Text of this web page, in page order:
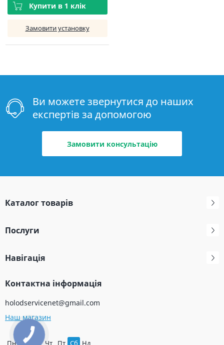
Купити в 1 клік
Замовити установку
Ви можете звернутися до наших
експертів за допомогою
Замовити консультацію
Каталог товарів
Послуги
Навігація
Контактна інформація
holodservicenet@gmail.com
Наш магазин
Пн Вт Чт Пт Сб Нд